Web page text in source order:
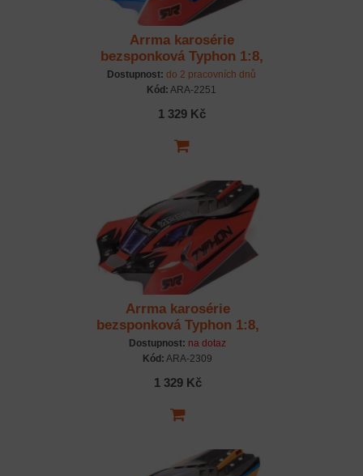
Arrma karosérie
bezsponková Typhon 1:8,
červená
Dostupnost: do 2 pracovních dnů
Kód: ARA-2251
1 329 Kč
Arrma karosérie
bezsponková Typhon 1:8,
černá
Dostupnost: na dotaz
Kód: ARA-2309
1 329 Kč